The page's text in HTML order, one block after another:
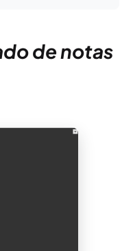
de notas